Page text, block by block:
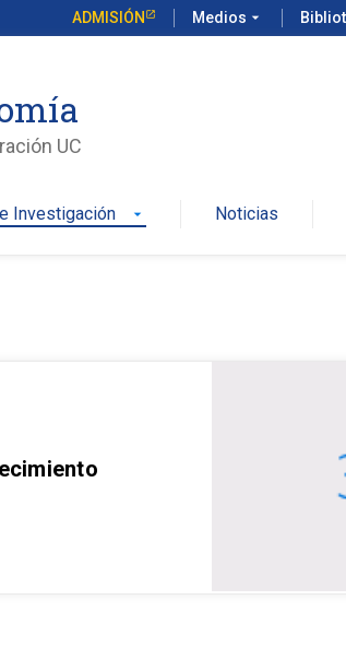
ADMISIÓN Medios arrow_drop_down
UC
Investigación arrow_drop_down Noticias